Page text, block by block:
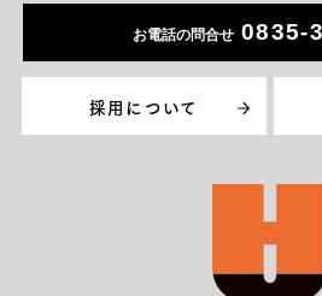
お電話の問合せ0835-
採用について